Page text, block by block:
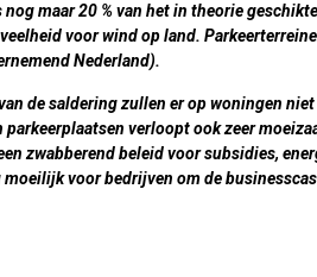
nog maar 20 % van het in theorie
voor wind op land.
Nederland).
de saldering zullen er op woningen
verloopt ook zeer
zwabberend beleid voor subsidies,
voor bedrijven om de